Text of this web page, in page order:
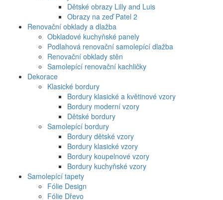
Dětské obrazy Lilly and Luis
Obrazy na zeď Patel 2
Renovační obklady a dlažba
Obkladové kuchyňské panely
Podlahová renovační samolepící dlažba
Renovační obklady stěn
Samolepící renovační kachličky
Dekorace
Klasické bordury
Bordury klasické a květinové vzory
Bordury moderní vzory
Dětské bordury
Samolepící bordury
Bordury dětské vzory
Bordury klasické vzory
Bordury koupelnové vzory
Bordury kuchyňské vzory
Samolepící tapety
Fólie Design
Fólie Dřevo